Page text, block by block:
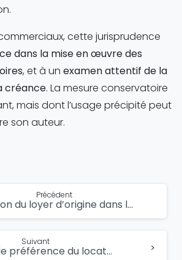
cette jurisprudence
dans la mise en œuvre des
, et à un examen attentif de la
créance. La mesure conservatoire
mais dont l’usage précipité peut
son auteur.
Précédent
Fixation du loyer d’origine dans le bail commercial : principes fondamentaux
Suivant
Le droit de préférence du locataire commercial lors de la vente des locaux loués